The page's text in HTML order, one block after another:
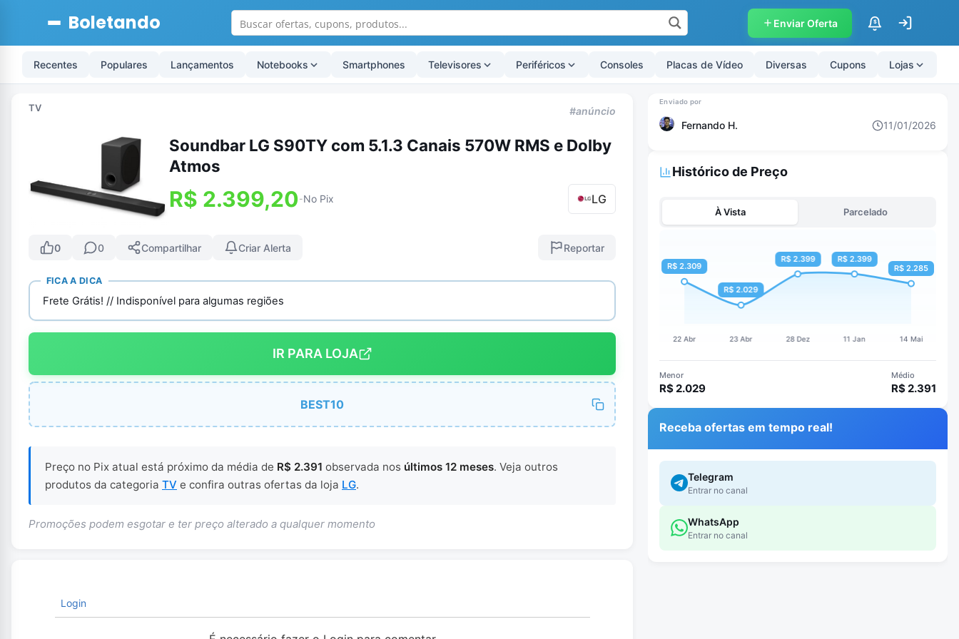
Boletando Enviar Oferta $
Recentes Populares Lançamentos Notebooks Smartphones Televisores Periféricos Consoles Placas de Vídeo Diversas Cupons Lojas
TV #anúncio
Soundbar LG S90TY com 5.1.3 Canais 570W RMS e Dolby
Atmos
R$ 2.399,20 -No Pix LG
0 0 Compartilhar Criar Alerta Reportar
FICA A DICA
Frete Grátis! // Indisponível para algumas regiões
IR PARA LOJA
BEST10
Preço no Pix atual está próximo da média de R$ 2.391 observada nos últimos 12 meses. Veja outros
produtos da categoria TV e confira outras ofertas da loja LG.
Promoções podem esgotar e ter preço alterado a qualquer momento
Login
Fernando H. 11/01/2026
Histórico de Preço
À Vista Parcelado
Menor
R$ 2.029
Médio
R$ 2.391
Receba ofertas em tempo real!
Telegram
Entrar no canal
WhatsApp
Entrar no canal